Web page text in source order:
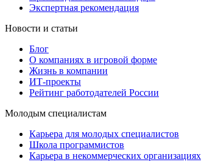
Экспертная рекомендация
Новости и статьи
Блог
О компаниях в игровой форме
Жизнь в компании
ИТ-проекты
Рейтинг работодателей России
Молодым специалистам
Карьера для молодых специалистов
Школа программистов
Карьера в некоммерческих организациях